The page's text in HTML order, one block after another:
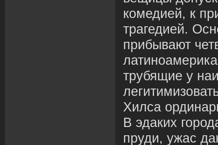
комедией, к
трагедией.
прибывают
трубящие у
Хилса
В эдаких
пруди, ужас